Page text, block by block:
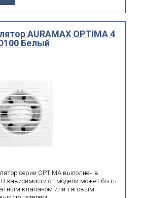
AURAMAX OPTIMA 4
Белый
серии OPTIMA выполнен в
зависимости от модели может быть
клапаном или тяговым